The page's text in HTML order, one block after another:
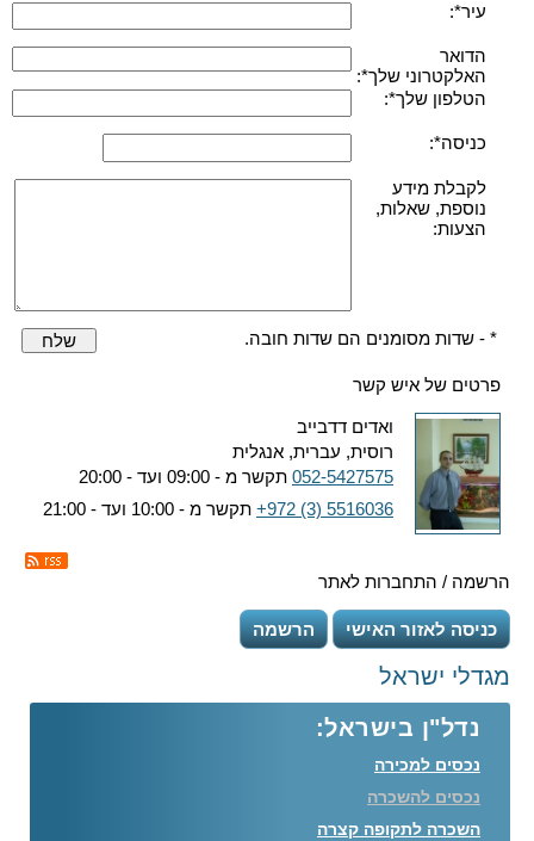
עיר*:
הדואר
האלקטרוני שלך*:
הטלפון שלך*:
כניסה*:
לקבלת מידע
נוספת, שאלות,
הצעות:
* - שדות מסומנים הם שדות חובה. שלח
פרטים של איש קשר
ואדים דדבייב
רוסית, עברית, אנגלית
052-5427575 תקשר מ - 09:00 ועד - 20:00
+972 (3) 5516036 תקשר מ - 10:00 ועד - 21:00
הרשמה / התחברות לאתר
כניסה לאזור האישי הרשמה
מגדלי ישראל
נדל"ן בישראל:
נכסים למכירה
נכסים להשכרה
השכרה לתקופה קצרה